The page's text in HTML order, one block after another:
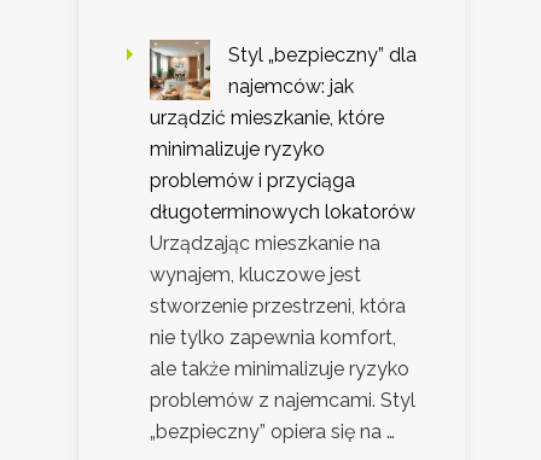
Styl „bezpieczny” dla
najemców: jak
urządzić mieszkanie, które
minimalizuje ryzyko
problemów i przyciąga
długoterminowych lokatorów
Urządzając mieszkanie na
wynajem, kluczowe jest
stworzenie przestrzeni, która
nie tylko zapewnia komfort,
ale także minimalizuje ryzyko
problemów z najemcami. Styl
„bezpieczny” opiera się na …